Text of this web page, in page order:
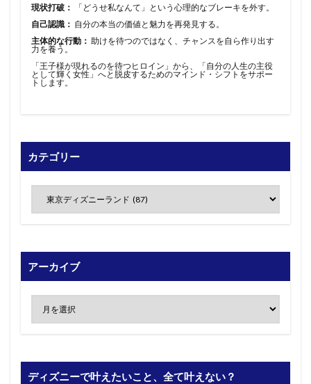
現状打破：
「どうせ私なんて」という心理的なブレーキを外す。
自己認識： 自分の本当の価値と魅力を再発見する。
主体的な行動： 助けを待つのではなく、チャンスを自ら作り出す
力を養う。
「王子様が現れるのを待つヒロイン」から、「自分の人生の主役
として輝く女性」へと脱皮するためのマインド・シフトをサポー
トします。
カテゴリー
アーカイブ
ディズニーで叶えたいこと、全て叶えない？